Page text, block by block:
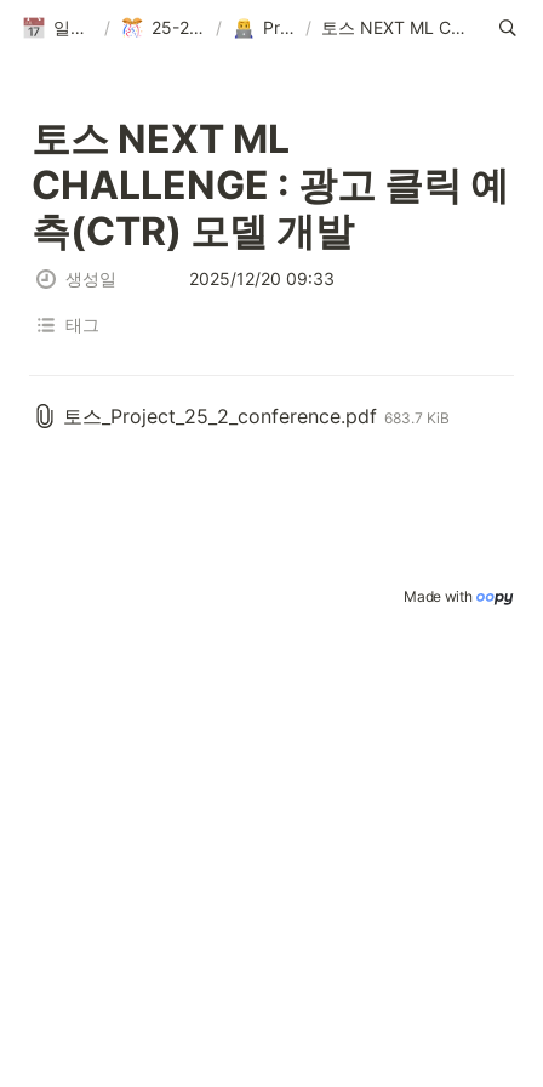
일정(활동 DB) / 25-2 Conference / Project PPT / 토스 NEXT ML CHALLENGE : 광고 클릭 예측(CTR) 모델 개발
토스 NEXT ML
CHALLENGE : 광고 클릭 예
측(CTR) 모델 개발
생성일 2025/12/20 09:33
태그
토스_Project_25_2_conference.pdf 683.7 KiB
Made with